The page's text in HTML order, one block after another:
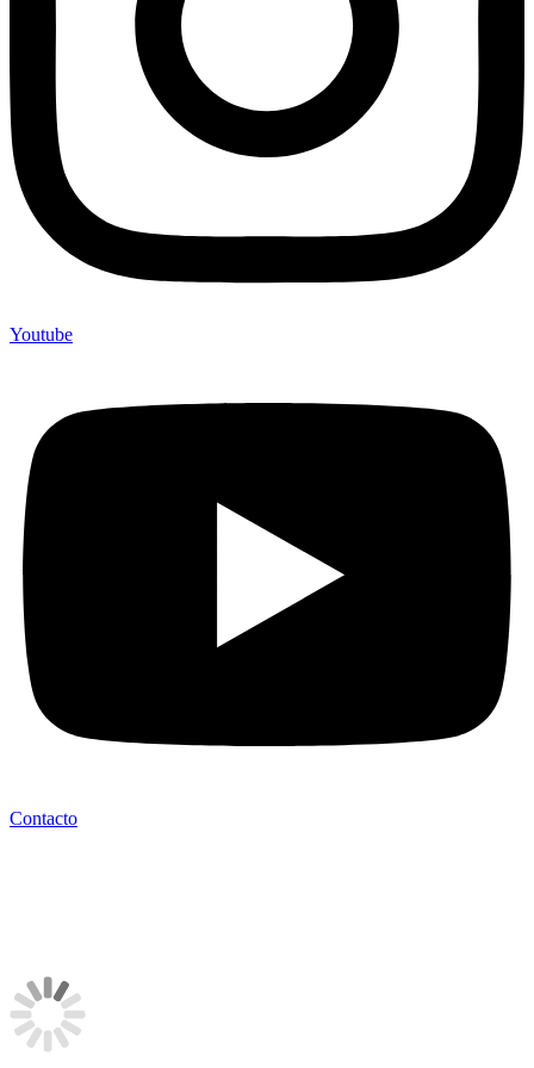
Youtube
Contacto